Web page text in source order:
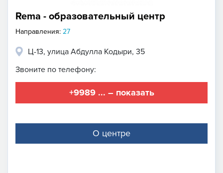
Rema - образовательный центр
Направления: 27
Ц-13, улица Абдулла Кодыри, 35
Звоните по телефону:
+9989 ... – показать
О центре